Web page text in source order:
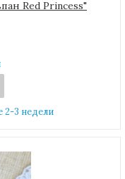
Red Princess"
2-3 недели